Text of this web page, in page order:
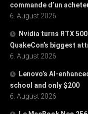
commande d’un
6. August 2026
Nvidia turns RTX
QuakeCon’s biggest
6. August 2026
Lenovo’s AI-
school and only $200
6. August 2026